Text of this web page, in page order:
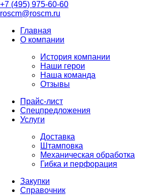
+7 (495) 975-60-60
roscm@roscm.ru
Главная
О компании
История компании
Наши герои
Наша команда
Отзывы
Прайс-лист
Спецпредложения
Услуги
Доставка
Штамповка
Механическая обработка
Гибка и перфорация
Закупки
Справочник